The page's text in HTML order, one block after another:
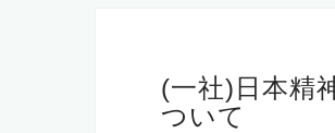
(一社)日本精
ついて